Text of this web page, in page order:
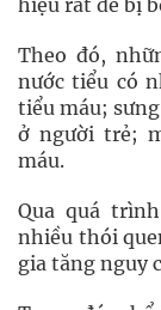
hiệu rất dễ bị
Theo đó,
nước tiểu có
tiểu máu;
ở người trẻ;
máu.
Qua quá
nhiều thói
gia tăng nguy